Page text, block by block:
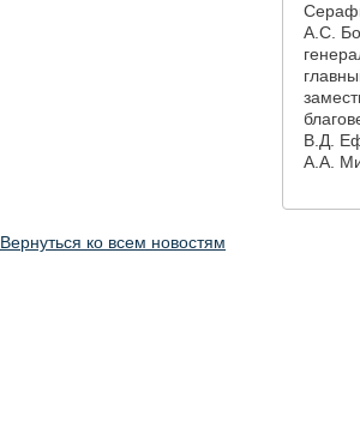
А.С.
В.Д.
А.А.
Вернуться ко всем новостям